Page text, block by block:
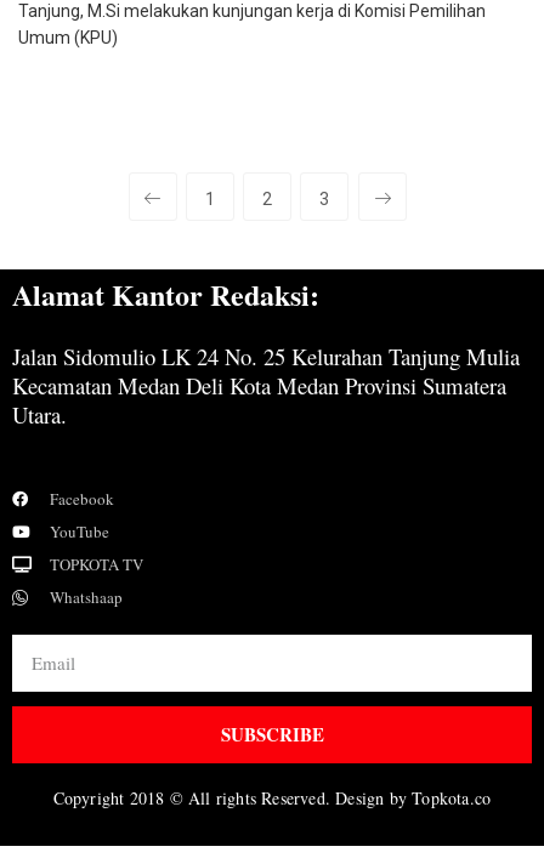
Tanjung, M.Si melakukan kunjungan kerja di Komisi Pemilihan
Umum (KPU)
1 2 3
Alamat Kantor Redaksi:
Jalan Sidomulio LK 24 No. 25 Kelurahan Tanjung Mulia
Kecamatan Medan Deli Kota Medan Provinsi Sumatera
Utara.
Facebook
YouTube
TOPKOTA TV
Whatshaap
SUBSCRIBE
Copyright 2018 © All rights Reserved. Design by Topkota.co